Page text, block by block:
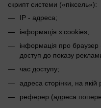
скрипт системи («піксель»):
IP - адреса;
інформація з cookies;
інформація про браузер
доступ до показу
час доступу;
адреса сторінки, на
реферер (адреса